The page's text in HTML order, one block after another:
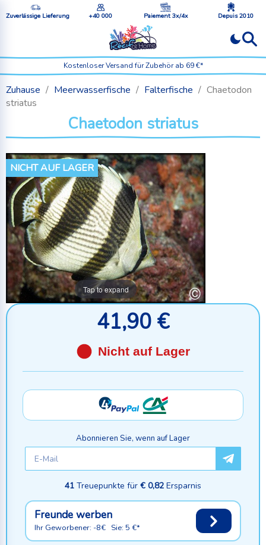
Zuverlässige Lieferung +40 000 Paiement 3x/4x Depuis 2010
Kostenloser Versand für Zubehör ab 69 €*
Zuhause Meerwasserfische Falterfische
Chaetodon
striatus
Chaetodon striatus
NICHT AUF LAGER
Tap to expand
41,90 €
Nicht auf Lager
Abonnieren Sie, wenn auf Lager
41 Treuepunkte für € 0,82 Ersparnis
Freunde werben
Ihr Geworbener: -8€ Sie: 5 €*